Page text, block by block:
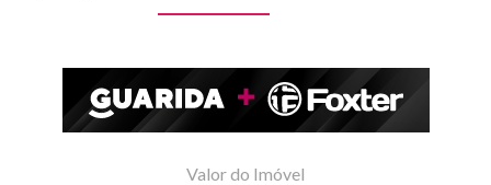
Valor do Imóvel